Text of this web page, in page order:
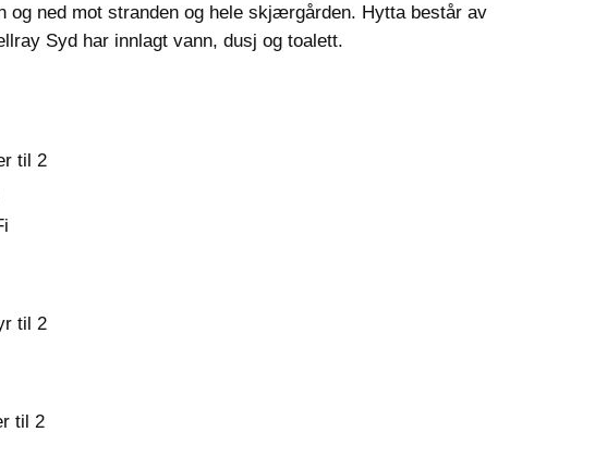
og ned mot stranden og hele skjærgården. Hytta består av
Syd har innlagt vann, dusj og toalett.
til 2
til 2
til 2